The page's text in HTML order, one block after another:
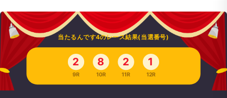
当たるんです4のレース結果(当選番号)
2
9R
8
10R
2
11R
1
12R